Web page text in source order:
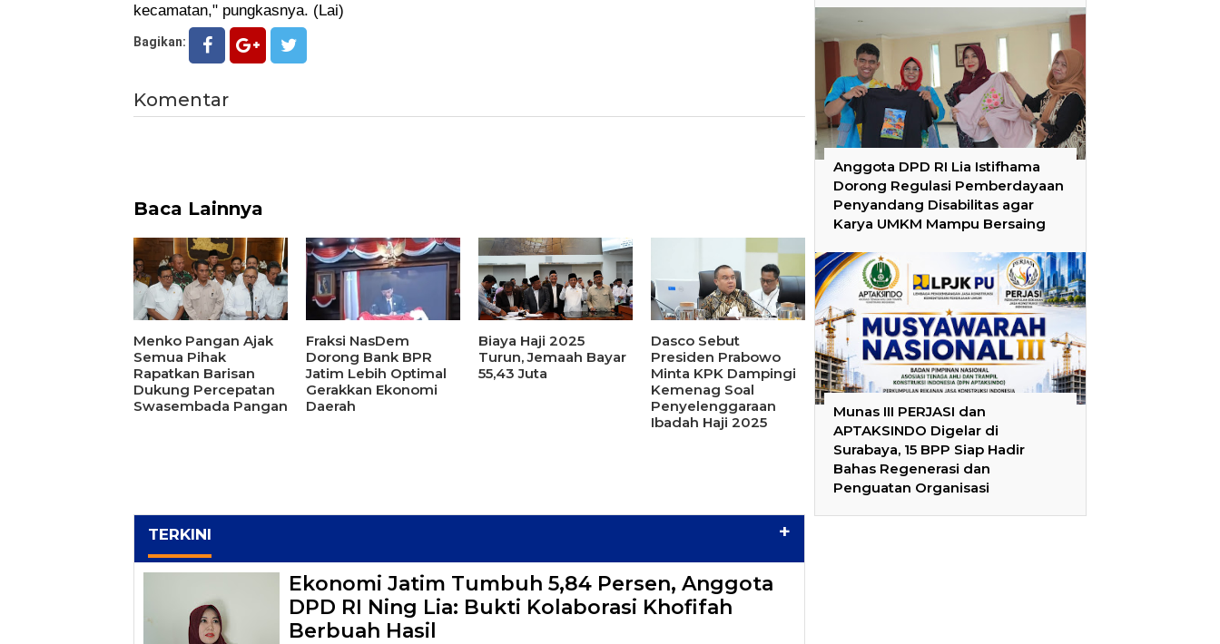
kecamatan," pungkasnya. (Lai)
Bagikan:
Komentar
Baca Lainnya
Menko Pangan Ajak
Semua Pihak
Rapatkan Barisan
Dukung Percepatan
Swasembada Pangan
Fraksi NasDem
Dorong Bank BPR
Jatim Lebih Optimal
Gerakkan Ekonomi
Daerah
Biaya Haji 2025
Turun, Jemaah Bayar
55,43 Juta
Dasco Sebut
Presiden Prabowo
Minta KPK Dampingi
Kemenag Soal
Penyelenggaraan
Ibadah Haji 2025
TERKINI +
Ekonomi Jatim Tumbuh 5,84 Persen, Anggota
DPD RI Ning Lia: Bukti Kolaborasi Khofifah
Berbuah Hasil
Anggota DPD RI Lia Istifhama
Dorong Regulasi Pemberdayaan
Penyandang Disabilitas agar
Karya UMKM Mampu Bersaing
Munas III PERJASI dan
APTAKSINDO Digelar di
Surabaya, 15 BPP Siap Hadir
Bahas Regenerasi dan
Penguatan Organisasi